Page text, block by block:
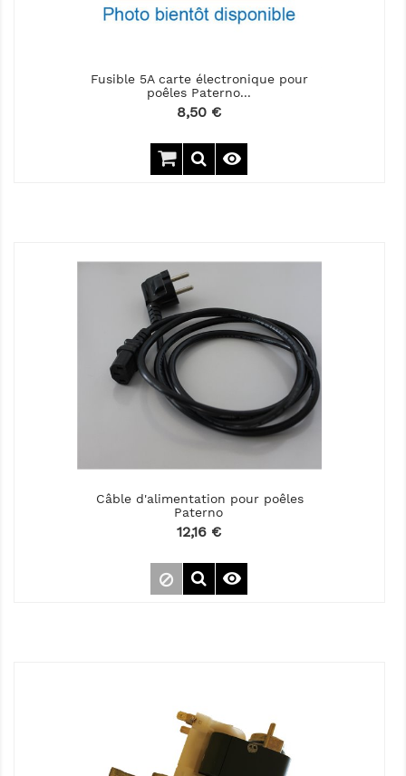
Fusible 5A carte électronique pour
poêles Paterno...
Prix
8,50 €

Câble d'alimentation pour poêles
Paterno
Prix
12,16 €
